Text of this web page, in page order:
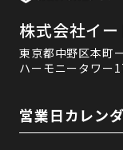
株式会社イー
東京都中野区本町
ハーモニータワー
営業日カレン